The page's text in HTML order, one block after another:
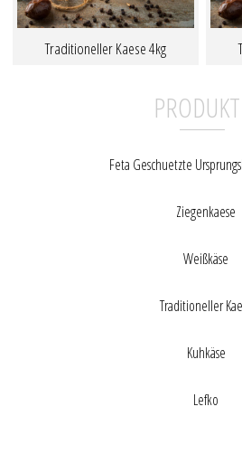
Traditioneller Kaese 4kg
Feta Geschuetzte
Ziegenkaese
Weißkäse
Traditioneller
Kuhkäse
Lefko